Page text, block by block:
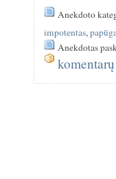
Anekdoto
impotentas,
Anekdotas